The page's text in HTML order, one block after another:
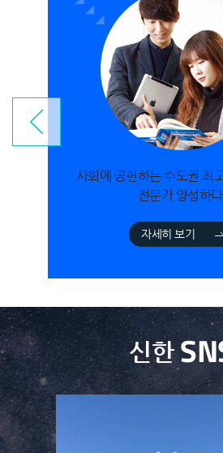
사회에 공헌하는 수도권 최
전문가 양성하
자세히 보기
신한